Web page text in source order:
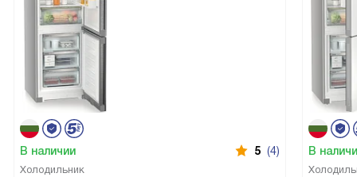
В наличии 5 (4)
Холодильник
В